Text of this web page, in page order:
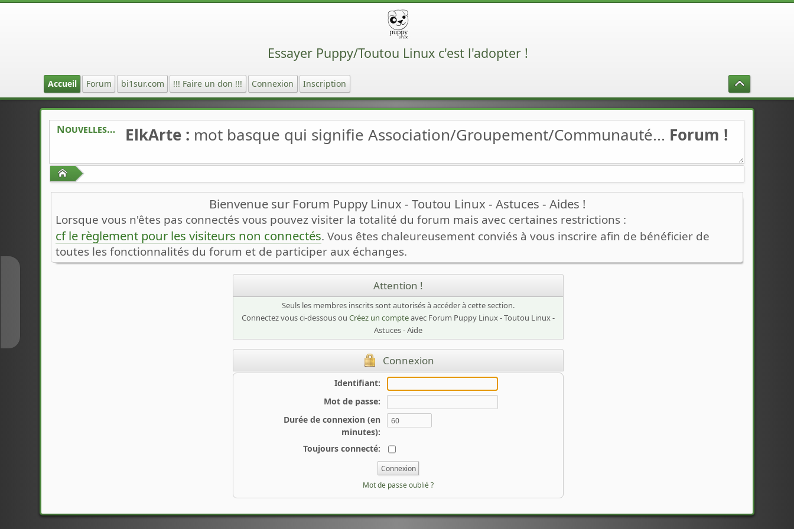
Essayer Puppy/Toutou Linux c'est l'adopter !
Accueil Forum bi1sur.com !!! Faire un don !!! Connexion Inscription
Nouvelles ElkArte : mot basque qui signifie Association/Groupement/Communauté... Forum !
Accueil
Bienvenue sur Forum Puppy Linux - Toutou Linux - Astuces - Aides !
Lorsque vous n'êtes pas connectés vous pouvez visiter la totalité du forum mais avec certaines restrictions :
cf le règlement pour les visiteurs non connectés. Vous êtes chaleureusement conviés à vous inscrire afin de bénéficier de
toutes les fonctionnalités du forum et de participer aux échanges.
Attention !
Seuls les membres inscrits sont autorisés à accéder à cette section.
Connectez vous ci-dessous ou Créez un compteavec Forum Puppy Linux - Toutou Linux -
Astuces - Aide
Connexion
Identifiant:
Mot de passe:
Durée de connexion (en
minutes):
Toujours connecté:
Mot de passe oublié ?